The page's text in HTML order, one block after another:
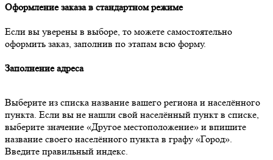
Оформление заказа в стандартном режиме
Если вы уверены в выборе, то можете самостоятельно
оформить заказ, заполнив по этапам всю форму.
Заполнение адреса
Выберите из списка название вашего региона и населённого
пункта. Если вы не нашли свой населённый пункт в списке,
выберите значение «Другое местоположение» и впишите
название своего населённого пункта в графу «Город».
Введите правильный индекс.